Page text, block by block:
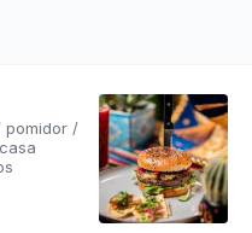
pomidor /